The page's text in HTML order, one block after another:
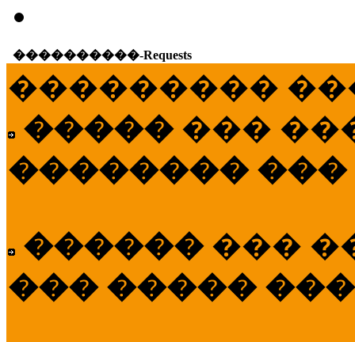
����������-Requests
���������
����� ���
�������� ���
������ ���
��� �����